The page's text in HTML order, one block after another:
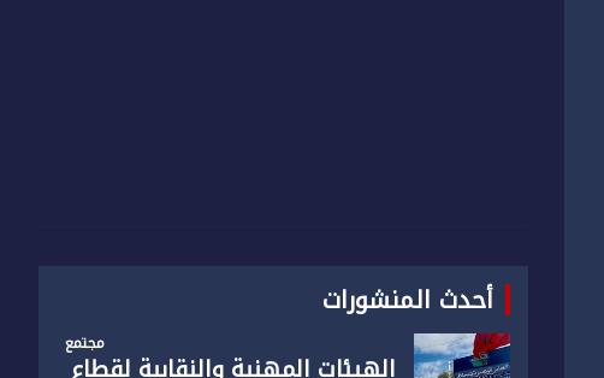
أحدث المنشورات
مجتمع